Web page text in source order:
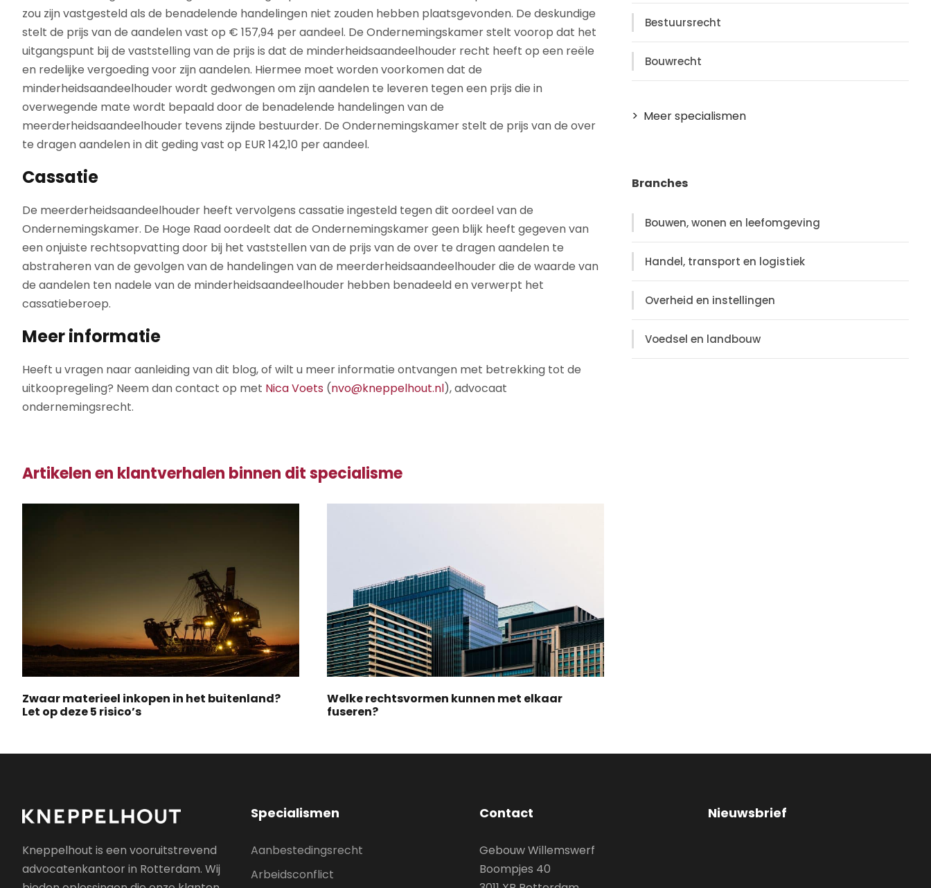
zou zijn vastgesteld als de benadelende handelingen niet zouden hebben plaatsgevonden. De deskundige
stelt de prijs van de aandelen vast op € 157,94 per aandeel. De Ondernemingskamer stelt voorop dat het
uitgangspunt bij de vaststelling van de prijs is dat de minderheidsaandeelhouder recht heeft op een reële
en redelijke vergoeding voor zijn aandelen. Hiermee moet worden voorkomen dat de
minderheidsaandeelhouder wordt gedwongen om zijn aandelen te leveren tegen een prijs die in
overwegende mate wordt bepaald door de benadelende handelingen van de
meerderheidsaandeelhouder tevens zijnde bestuurder. De Ondernemingskamer stelt de prijs van de over
te dragen aandelen in dit geding vast op EUR 142,10 per aandeel.
Cassatie
De meerderheidsaandeelhouder heeft vervolgens cassatie ingesteld tegen dit oordeel van de
Ondernemingskamer. De Hoge Raad oordeelt dat de Ondernemingskamer geen blijk heeft gegeven van
een onjuiste rechtsopvatting door bij het vaststellen van de prijs van de over te dragen aandelen te
abstraheren van de gevolgen van de handelingen van de meerderheidsaandeelhouder die de waarde van
de aandelen ten nadele van de minderheidsaandeelhouder hebben benadeeld en verwerpt het
cassatieberoep.
Meer informatie
Heeft u vragen naar aanleiding van dit blog, of wilt u meer informatie ontvangen met betrekking tot de
uitkoopregeling? Neem dan contact op met Nica Voets (nvo@kneppelhout.nl), advocaat
ondernemingsrecht.
Artikelen en klantverhalen binnen dit specialisme
Zwaar materieel inkopen in het buitenland?
Let op deze 5 risico’s
Welke rechtsvormen kunnen met elkaar
fuseren?
Bestuursrecht
Bouwrecht
Meer specialismen
Branches
Bouwen, wonen en leefomgeving
Handel, transport en logistiek
Overheid en instellingen
Voedsel en landbouw
Kneppelhout is een vooruitstrevend
advocatenkantoor in Rotterdam. Wij
Specialismen
Aanbestedingsrecht
Arbeidsconflict
Contact
Gebouw Willemswerf
Boompjes 40
Nieuwsbrief